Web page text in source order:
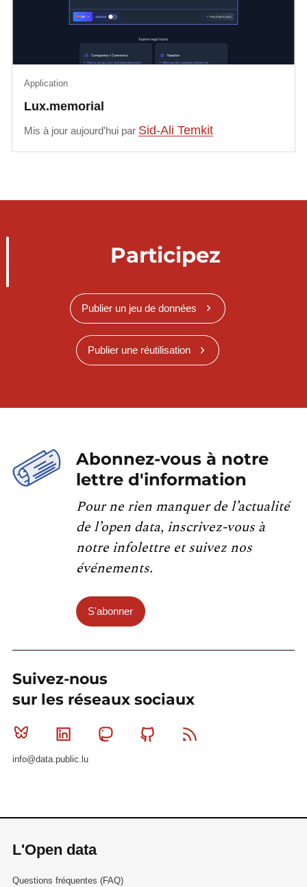
Lux.memorial
Application
Mis à jour aujourd'hui par Sid-Ali Temkit
Participez
Publier un jeu de données
Publier une réutilisation
Abonnez-vous à notre
lettre d'information
Pour ne rien manquer de l’actualité
de l’open data, inscrivez-vous à
notre infolettre et suivez nos
événements.
S'abonner
Suivez-nous
sur les réseaux sociaux
Bluesky Linkedin MastodonGithub
info@data.public.lu
L'Open data
Questions fréquentes (FAQ)